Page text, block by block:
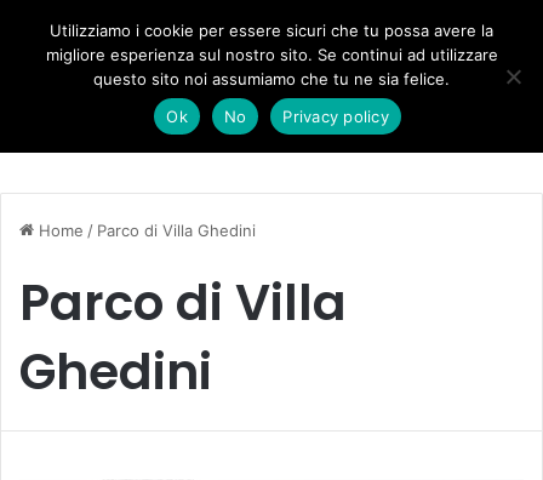
Forza Italia, il legnaghese Donà nella segreteria regionale
Home / Parco di Villa Ghedini
Parco di Villa
Ghedini
Utilizziamo i cookie per essere sicuri che tu possa avere la
migliore esperienza sul nostro sito. Se continui ad utilizzare
questo sito noi assumiamo che tu ne sia felice.
Ok
No Privacy policy